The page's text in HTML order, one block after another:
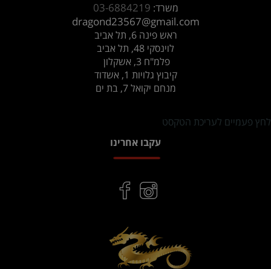
משרד: 03-6884219
dragond23567@gmail.com
ראש פינה 6, תל אביב
לוינסקי 48, תל אביב
פלמ"ח 3, אשקלון
קיבוץ גלויות 1, אשדוד
מנחם יקואל 7, בת ים
לחץ פעמיים לעריכת הטקסט
עקבו אחרינו